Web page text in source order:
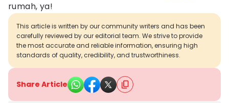
rumah, ya!
This article is written by our community writers and has been
carefully reviewed by our editorial team. We strive to provide
the most accurate and reliable information, ensuring high
standards of quality, credibility, and trustworthiness.
Share Article